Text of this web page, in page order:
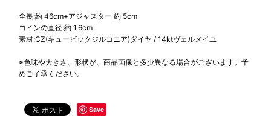
全長:約 46cm+アジャスター 約 5cm
コインの直径:約 1.6cm
素材:CZ(キュービックジルコニア)ダイヤ / 14ktヴェルメイユ
※色味や大きさ、形状が、商品画像と多少異なる場合がございます。予
めご了承ください。
Save